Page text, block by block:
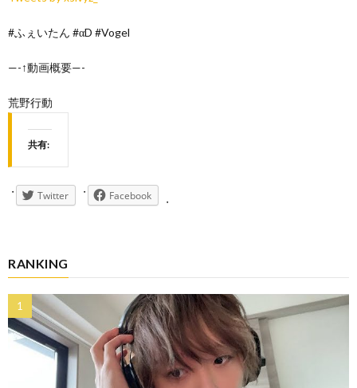
#ふぇいたん #αD #Vogel
—-↑動画概要—-
荒野行動
共有:
Twitter Facebook
RANKING